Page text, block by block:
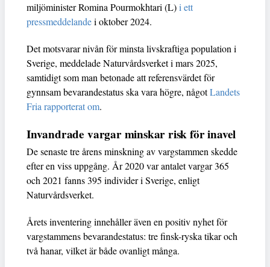
miljöminister Romina Pourmokhtari (L)i ett
pressmeddelandei oktober 2024.
Det motsvarar nivån för minsta livskraftiga population i
Sverige, meddelade Naturvårdsverket i mars 2025,
samtidigt som man betonade att referensvärdet för
gynnsam bevarandestatus ska vara högre, någotLandets
Fria rapporterat om.
Invandrade vargar minskar risk för inavel
De senaste tre årens minskning av vargstammen skedde
efter en viss uppgång. År 2020 var antalet vargar 365
och 2021 fanns 395 individer i Sverige, enligt
Naturvårdsverket.
Årets inventering innehåller även en positiv nyhet för
vargstammens bevarandestatus: tre finsk-ryska tikar och
två hanar, vilket är både ovanligt många.